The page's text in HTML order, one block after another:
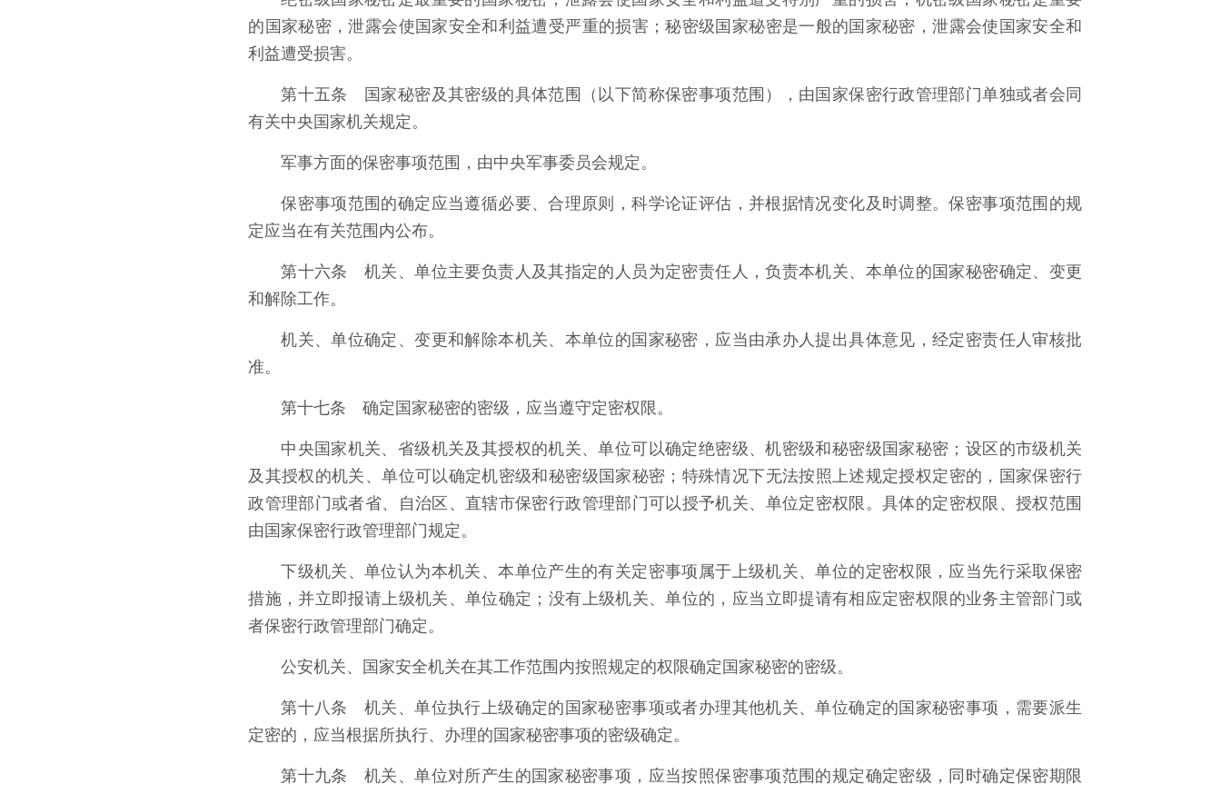
的国家秘密，泄露会使国家安全和利益遭受严重的损害；秘密级国家秘密是一般的国家秘密，泄露会使国家安全和
利益遭受损害。
第十五条 国家秘密及其密级的具体范围（以下简称保密事项范围），由国家保密行政管理部门单独或者会同
有关中央国家机关规定。
军事方面的保密事项范围，由中央军事委员会规定。
保密事项范围的确定应当遵循必要、合理原则，科学论证评估，并根据情况变化及时调整。保密事项范围的规
定应当在有关范围内公布。
第十六条 机关、单位主要负责人及其指定的人员为定密责任人，负责本机关、本单位的国家秘密确定、变更
和解除工作。
机关、单位确定、变更和解除本机关、本单位的国家秘密，应当由承办人提出具体意见，经定密责任人审核批
准。
第十七条 确定国家秘密的密级，应当遵守定密权限。
中央国家机关、省级机关及其授权的机关、单位可以确定绝密级、机密级和秘密级国家秘密；设区的市级机关
及其授权的机关、单位可以确定机密级和秘密级国家秘密；特殊情况下无法按照上述规定授权定密的，国家保密行
政管理部门或者省、自治区、直辖市保密行政管理部门可以授予机关、单位定密权限。具体的定密权限、授权范围
由国家保密行政管理部门规定。
下级机关、单位认为本机关、本单位产生的有关定密事项属于上级机关、单位的定密权限，应当先行采取保密
措施，并立即报请上级机关、单位确定；没有上级机关、单位的，应当立即提请有相应定密权限的业务主管部门或
者保密行政管理部门确定。
公安机关、国家安全机关在其工作范围内按照规定的权限确定国家秘密的密级。
第十八条 机关、单位执行上级确定的国家秘密事项或者办理其他机关、单位确定的国家秘密事项，需要派生
定密的，应当根据所执行、办理的国家秘密事项的密级确定。
第十九条 机关、单位对所产生的国家秘密事项，应当按照保密事项范围的规定确定密级，同时确定保密期限